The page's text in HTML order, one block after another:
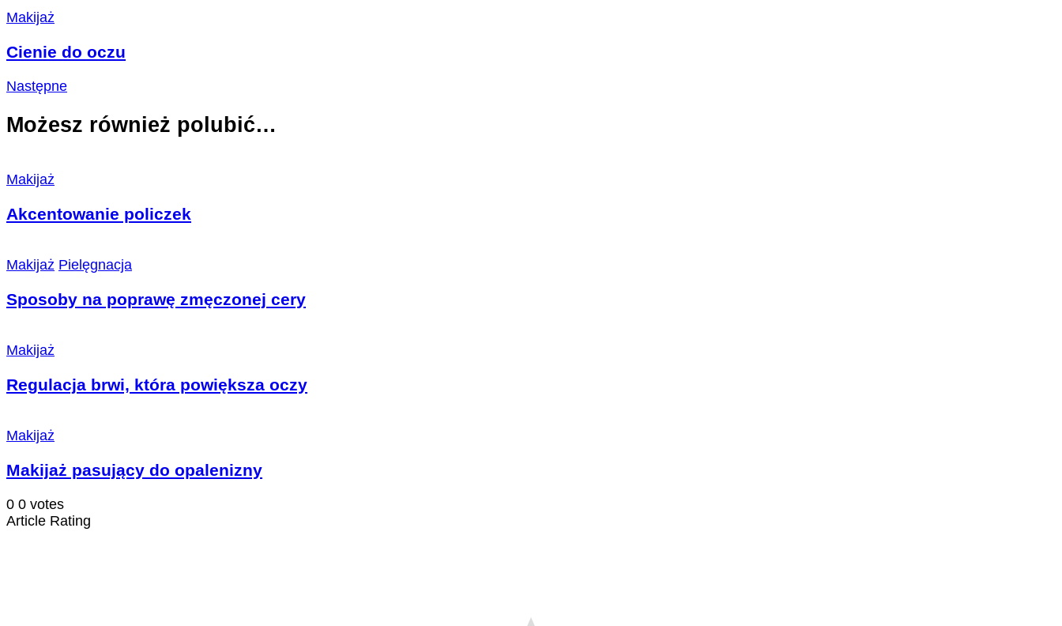
Makijaż
Cienie do oczu
Następne
Możesz również polubić…
Makijaż
Akcentowanie policzek
Makijaż Pielęgnacja
Sposoby na poprawę zmęczonej cery
Makijaż
Regulacja brwi, która powiększa oczy
Makijaż
Makijaż pasujący do opalenizny
0 0 votes
Article Rating